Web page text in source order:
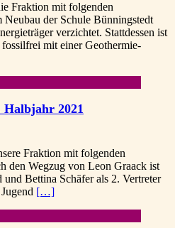
Fraktion mit folgenden
Neubau der Schule Bünningstedt
verzichtet. Stattdessen ist
mit einer Geothermie-
2021
Fraktion mit folgenden
den Wegzug von Leon Graack ist
Bettina Schäfer als 2. Vertreter
[…]